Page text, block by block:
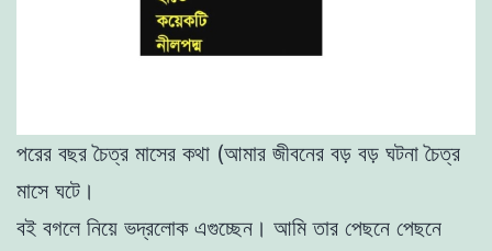
পরের বছর চৈত্র মাসের কথা (আমার জীবনের বড় বড় ঘটনা চৈত্র
মাসে ঘটে ।
বই বগলে নিয়ে ভদ্রলােক এগুচ্ছেন । আমি তার পেছনে পেছনে